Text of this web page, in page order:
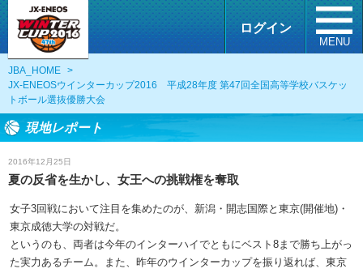
ログイン
MENU
JBA_HOME
>
JX-ENEOSウインターカップ2016 平成28年度 第47回全国高等学校バスケッ
トボール選抜優勝大会
現地レポート
2016年12月25日
夏の反省を生かし、女王への挑戦権を奪取
女子3回戦において注目を集めたのが、新潟・開志国際と東京(開催地)・
東京成徳大学の対戦だ。
というのも、両者は今年のインターハイでともにベスト8まで勝ち上がっ
た実力あるチーム。また、昨年のウインターカップを振り返れば、東京